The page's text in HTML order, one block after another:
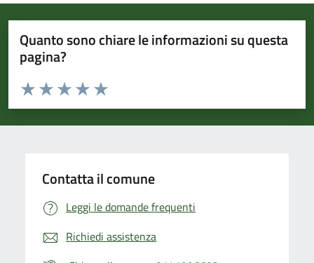
Quanto sono chiare le informazioni su questa
pagina?
Valuta da 1 a 5 stelle la pagina
Valuta 5 stelle su 5
Valuta 4 stelle su 5
Valuta 3 stelle su 5
Valuta 2 stelle su 5
Valuta 1 stelle su 5
Contatta il comune
Leggi le domande frequenti
Richiedi assistenza